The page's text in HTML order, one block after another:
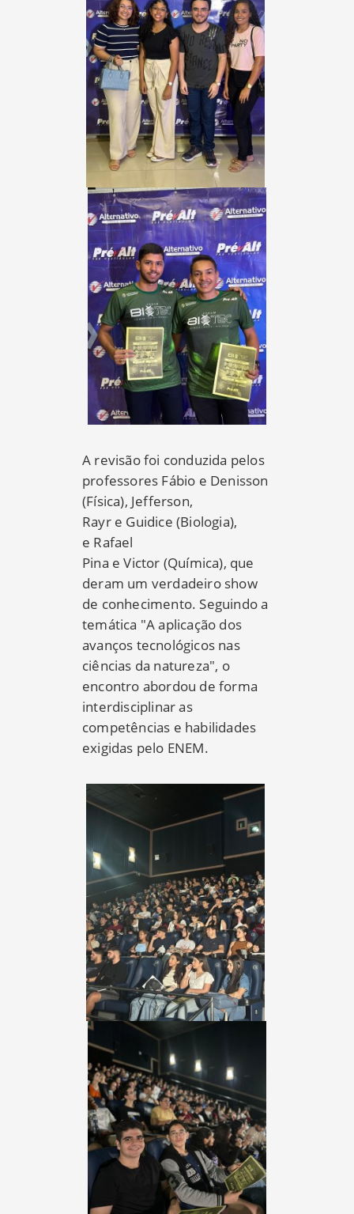
A revisão foi conduzida pelos
professores Fábio e Denisson
(Física), Jefferson,
Rayr e Guidice (Biologia),
e Rafael
Pina e Victor (Química), que
deram um verdadeiro show
de conhecimento. Seguindo a
temática "A aplicação dos
avanços tecnológicos nas
ciências da natureza", o
encontro abordou de forma
interdisciplinar as
competências e habilidades
exigidas pelo ENEM.